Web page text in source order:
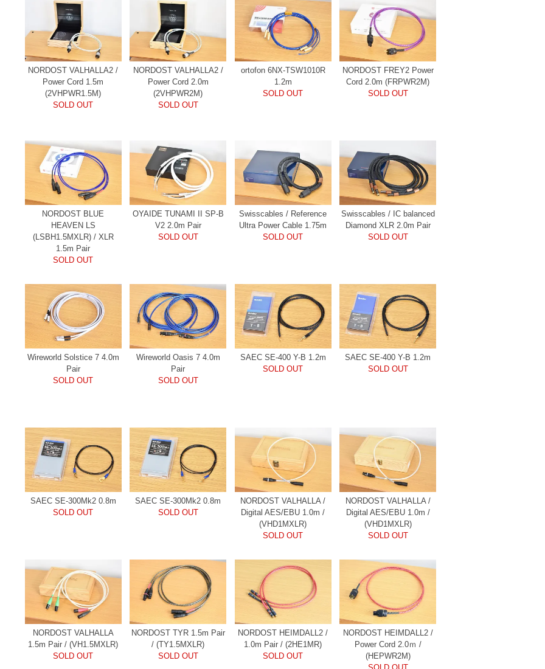
NORDOST VALHALLA2 /
Power Cord 1.5m
(2VHPWR1.5M)
SOLD OUT
NORDOST VALHALLA2 /
Power Cord 2.0m
(2VHPWR2M)
SOLD OUT
ortofon 6NX-TSW1010R
1.2m
SOLD OUT
NORDOST FREY2 Power
Cord 2.0m (FRPWR2M)
SOLD OUT
NORDOST BLUE
HEAVEN LS
(LSBH1.5MXLR) / XLR
1.5m Pair
SOLD OUT
OYAIDE TUNAMI II SP-B
V2 2.0m Pair
SOLD OUT
Swisscables / Reference
Ultra Power Cable 1.75m
SOLD OUT
Swisscables / IC balanced
Diamond XLR 2.0m Pair
SOLD OUT
Wireworld Solstice 7 4.0m
Pair
SOLD OUT
Wireworld Oasis 7 4.0m
Pair
SOLD OUT
SAEC SE-400 Y-B 1.2m
SOLD OUT
SAEC SE-400 Y-B 1.2m
SOLD OUT
SAEC SE-300Mk2 0.8m
SOLD OUT
SAEC SE-300Mk2 0.8m
SOLD OUT
NORDOST VALHALLA /
Digital AES/EBU 1.0m /
(VHD1MXLR)
SOLD OUT
NORDOST VALHALLA /
Digital AES/EBU 1.0m /
(VHD1MXLR)
SOLD OUT
NORDOST VALHALLA
1.5m Pair / (VH1.5MXLR)
SOLD OUT
NORDOST TYR 1.5m Pair
/ (TY1.5MXLR)
SOLD OUT
NORDOST HEIMDALL2 /
1.0m Pair / (2HE1MR)
SOLD OUT
NORDOST HEIMDALL2 /
Power Cord 2.0ｍ /
(HEPWR2M)